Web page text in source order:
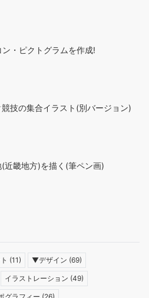
ン・ピクトグラムを作成!
技の集合イラスト(別バージョン)
近畿地方)を描く(筆ペン画)
(11) ▼デザイン (69)
イラストレーション (49)